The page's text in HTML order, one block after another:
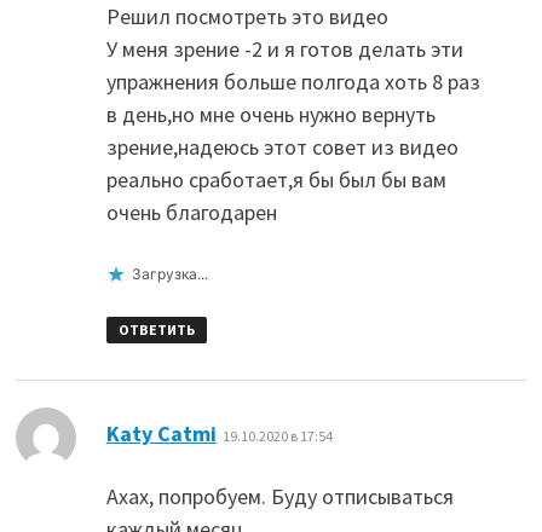
Решил посмотреть это видео
У меня зрение -2 и я готов делать эти
упражнения больше полгода хоть 8 раз
в день,но мне очень нужно вернуть
зрение,надеюсь этот совет из видео
реально сработает,я бы был бы вам
очень благодарен
Загрузка...
ОТВЕТИТЬ
Katy Catmi 19.10.2020 в 17:54
Ахах, попробуем. Буду отписываться